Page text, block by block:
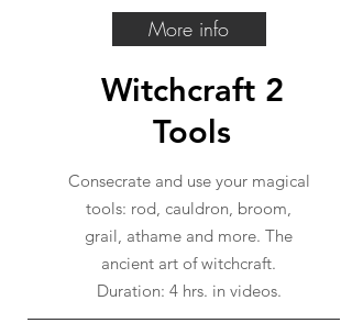
More info
Witchcraft 2
Tools
Consecrate and use your magical
tools: rod, cauldron, broom,
grail, athame and more. The
ancient art of witchcraft.
Duration: 4 hrs. in videos.